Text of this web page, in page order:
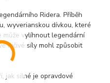
Ridera. Příběh
wyverianskou dívkou, které
může vylíhnout legendární
ničivé síly mohl způsobit
jak silné je opravdové